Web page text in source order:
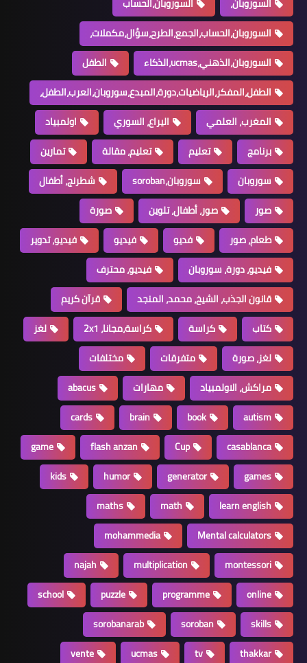
السوروبان،الحساب،الجمع،الطرح،سؤال،مكملات،
السوروبان،الذهني،ucmas،الذكاء
الطفل
الطفل،المفكر،الرياضيات،دورة،المبدع،سوروبان،العرب،الطفل،
المغرب، العلمي
اليراع، السوري
اولمبياد
برنامج
تعليم تعليم، مقالة
تمارين
سوروبان
سوروبان،soroban
شطرنج، أطفال
صور
صور، أطفال، تلوين
صورة
طعام، صور
فديو فيديو
فيديو، تدوير
فيديو، دورة، سوروبان
فيديو، محترف
قانون الجذب، الشيخ، محمد، المنجد
قرآن كريم
كتاب
كراسة كراسة،مجانا، 2x1
لغز
لغز، صورة
متفرقات
مختلفات
مراكش، الاولمبياد
مهارات
abacus
autism
book
brain
cards
casablanca
Cup
flash anzan
game
games
generator
humor
kids
learn english
math
maths
Mental calculators
mohammedia
montessori
multiplication
najah
online
programme
puzzle
school
skills
soroban
sorobanarab
thakkar
tv
ucmas
vente